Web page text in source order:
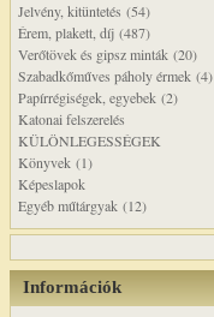
Jelvény, kitüntetés (54)
Érem, plakett, díj (487)
Verőtövek és gipsz minták (20)
Szabadkőműves páholy érmek (4)
Papírrégiségek, egyebek (2)
Katonai felszerelés
KÜLÖNLEGESSÉGEK
Könyvek (1)
Képeslapok
Egyéb műtárgyak (12)
Információk